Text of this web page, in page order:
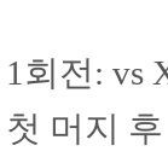
1회전: vs
첫 머지